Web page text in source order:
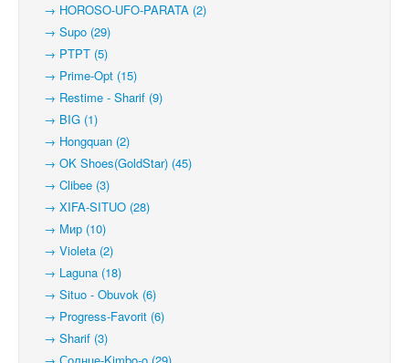
→ HOROSO-UFO-PARATA (2)
→ Supo (29)
→ PTPT (5)
→ Prime-Opt (15)
→ Restime - Sharif (9)
→ BIG (1)
→ Hongquan (2)
→ OK Shoes(GoldStar) (45)
→ Clibee (3)
→ XIFA-SITUO (28)
→ Мир (10)
→ Violeta (2)
→ Laguna (18)
→ Situo - Obuvok (6)
→ Progress-Favorit (6)
→ Sharif (3)